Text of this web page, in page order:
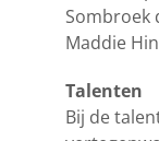
Sombroek
Maddie
Talenten
Bij de